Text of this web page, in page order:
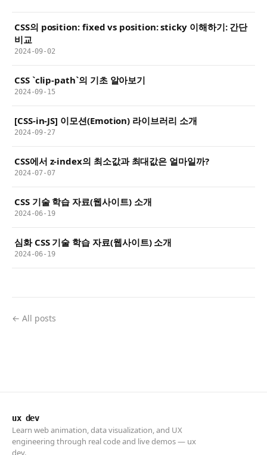
CSS의 position: fixed vs position: sticky 이해하기: 간단
비교
2024-09-02
CSS `clip-path`의 기초 알아보기
2024-09-15
[CSS-in-JS] 이모션(Emotion) 라이브러리 소개
2024-09-27
CSS에서 z-index의 최소값과 최대값은 얼마일까?
2024-07-07
CSS 기술 학습 자료(웹사이트) 소개
2024-06-19
심화 CSS 기술 학습 자료(웹사이트) 소개
2024-06-19
← All posts
ux dev
Learn web animation, data visualization, and UX
engineering through real code and live demos — ux
dev.